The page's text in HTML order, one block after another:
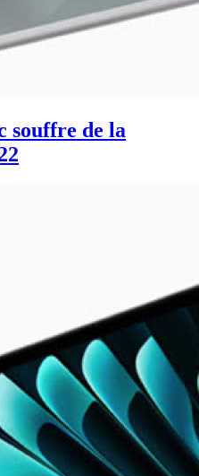
souffre de la